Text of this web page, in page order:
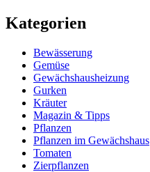
Kategorien
Bewässerung
Gemüse
Gewächshausheizung
Gurken
Kräuter
Magazin & Tipps
Pflanzen
Pflanzen im Gewächshaus
Tomaten
Zierpflanzen